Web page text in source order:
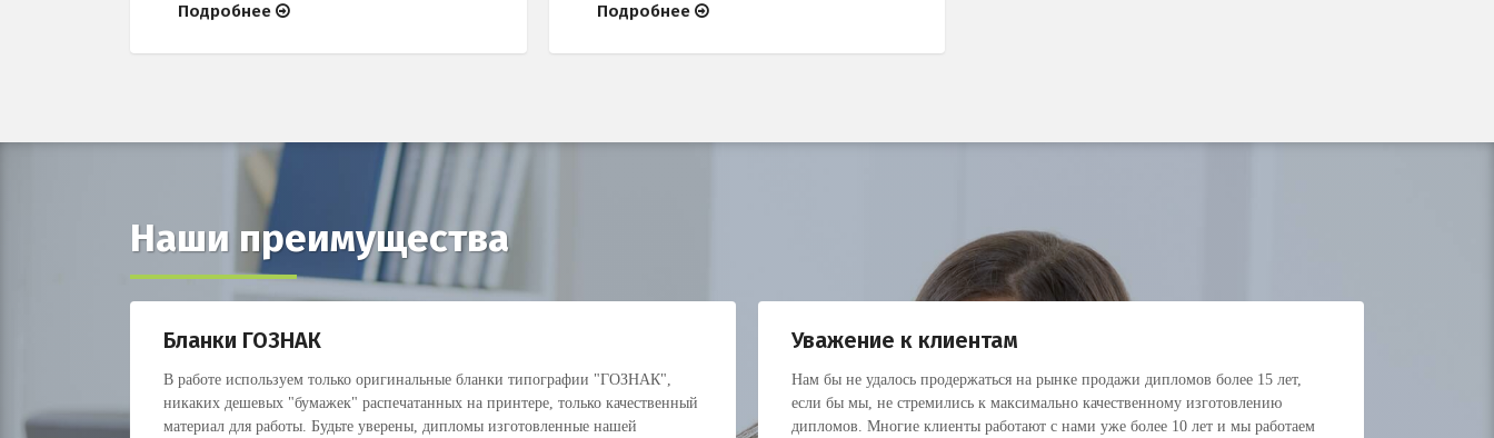
Подробнее Подробнее
Наши преимущества
Бланки ГОЗНАК
В работе используем только оригинальные бланки типографии "ГОЗНАК",
никаких дешевых "бумажек" распечатанных на принтере, только качественный
материал для работы. Будьте уверены, дипломы изготовленные нашей
Уважение к клиентам
Нам бы не удалось продержаться на рынке продажи дипломов более 15 лет,
если бы мы, не стремились к максимально качественному изготовлению
дипломов. Многие клиенты работают с нами уже более 10 лет и мы работаем